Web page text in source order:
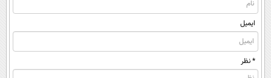
ایمیل
* نظر